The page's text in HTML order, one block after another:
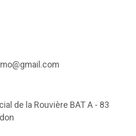
de la Rouvière BAT A - 83